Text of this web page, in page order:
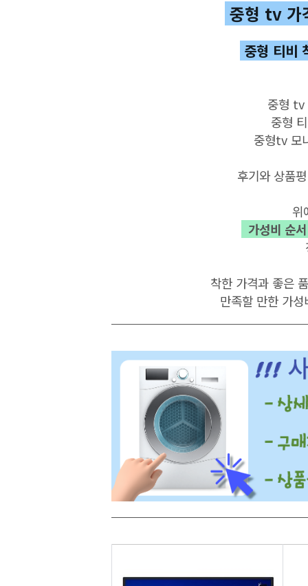
중형 tv 가
중형 티비
중형 tv
중형
중형tv 모
후기와 상품평
위
가성비 순
착한 가격과 좋은
만족할 만한 가성